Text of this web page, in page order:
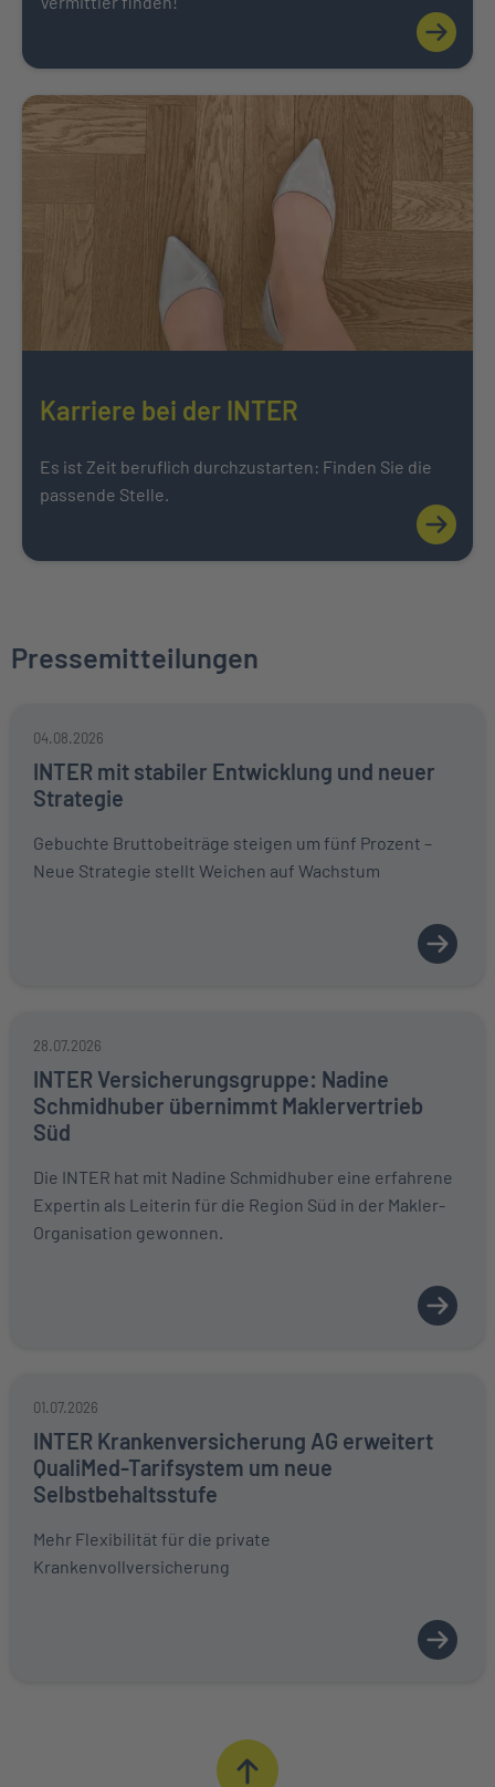
Mehr
Weiter zu Karriere bei der INTER
Karriere bei der INTER
Es ist Zeit beruflich durchzustarten: Finden Sie die
passende Stelle.
Mehr
Pressemitteilungen
04.08.2026
INTER mit stabiler Entwicklung und neuer
Strategie
Gebuchte Bruttobeiträge steigen um fünf Prozent –
Neue Strategie stellt Weichen auf Wachstum
28.07.2026
INTER Versicherungsgruppe: Nadine
Schmidhuber übernimmt Maklervertrieb
Süd
Die INTER hat mit Nadine Schmidhuber eine erfahrene
Expertin als Leiterin für die Region Süd in der Makler-
Organisation gewonnen.
01.07.2026
INTER Krankenversicherung AG erweitert
QualiMed-Tarifsystem um neue
Selbstbehaltsstufe
Mehr Flexibilität für die private
Krankenvollversicherung